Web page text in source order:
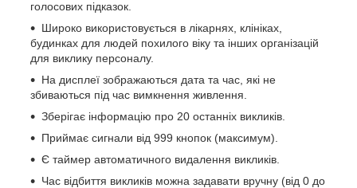
голосових підказок.
Широко використовується в лікарнях, клініках,
будинках для людей похилого віку та інших організацій
для виклику персоналу.
На дисплеї зображаються дата та час, які не
збиваються під час вимкнення живлення.
Зберігає інформацію про 20 останніх викликів.
Приймає сигнали від 999 кнопок (максимум).
Є таймер автоматичного видалення викликів.
Час відбиття викликів можна задавати вручну (від 0 до